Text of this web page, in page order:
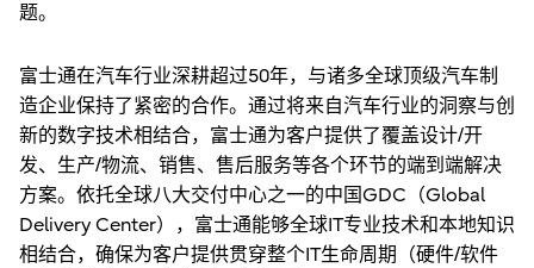
题。
富士通在汽车行业深耕超过50年，与诸多全球顶级汽车制
造企业保持了紧密的合作。通过将来自汽车行业的洞察与创
新的数字技术相结合，富士通为客户提供了覆盖设计/开
发、生产/物流、销售、售后服务等各个环节的端到端解决
方案。依托全球八大交付中心之一的中国GDC（Global
Delivery Center），富士通能够全球IT专业技术和本地知识
相结合，确保为客户提供贯穿整个IT生命周期（硬件/软件